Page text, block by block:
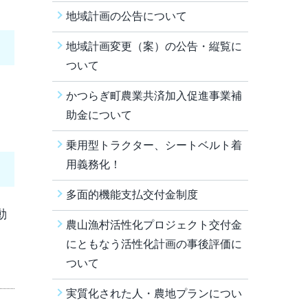
地域計画の公告について
地域計画変更（案）の公告・縦覧に
ついて
かつらぎ町農業共済加入促進事業補
助金について
乗用型トラクター、シートベルト着
用義務化！
多面的機能支払交付金制度
農山漁村活性化プロジェクト交付金
にともなう活性化計画の事後評価に
ついて
実質化された人・農地プランについ